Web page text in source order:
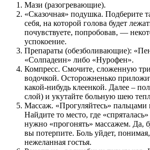
Мази (разогревающие).
«Сказочная» подушка. Подберите
себя, на которой голова будет
почувствуете, попробовав, —
успокоение.
Препараты (обезболивающие):
«Солпадеин» либо «Нурофен».
Компресс. Смочите, сложенную
водочкой. Осторожненько
какой-нибудь клеенкой. Далее –
слой) и укутайте больную шею
Массаж. «Прогуляйтесь»
Найдите то место, где
нужно «прогонять» массажем. Да,
вы потерпите. Боль уйдет,
нежеланная гостья.